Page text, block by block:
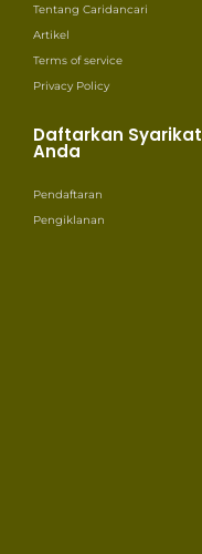
Tentang Caridancari
Artikel
Terms of service
Privacy Policy
Daftarkan Syarikat
Anda
Pendaftaran
Pengiklanan